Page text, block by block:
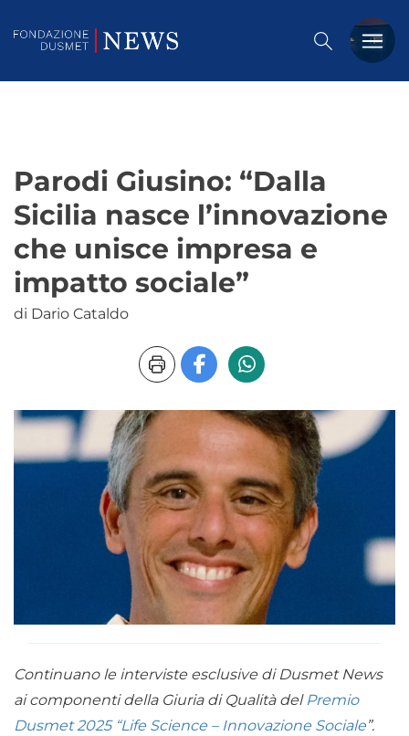
PREMIO DUSMET
OSSERVATORIO
EVENTI
Parodi Giusino: “Dalla
Sicilia nasce l’innovazione
che unisce impresa e
impatto sociale”
di Dario Cataldo
Continuano le interviste esclusive di Dusmet News
ai componenti della Giuria di Qualità del Premio
Dusmet 2025 “Life Science – Innovazione Sociale”.